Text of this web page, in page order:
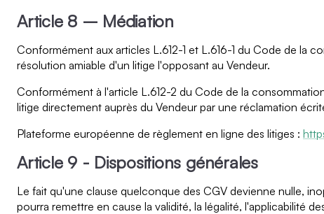
Article 8 – Médiation
Conformément aux articles L.612-1 et L.616-1 du Code de la
résolution amiable d'un litige l'opposant au Vendeur.
Conformément à l'article L.612-2 du Code de la
litige directement auprès du Vendeur par une réclamation
Plateforme européenne de règlement en ligne des litiges :
Article 9 - Dispositions générales
Le fait qu'une clause quelconque des CGV devienne nulle,
pourra remettre en cause la validité, la légalité, l'applicabilité